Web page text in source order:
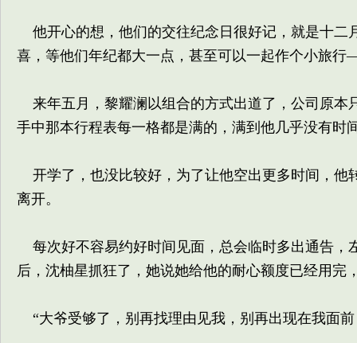
他开心的想，他们的交往纪念日很好记，就是十二
喜，等他们年纪都大一点，甚至可以一起作个小旅
来年五月，黎耀澜以组合的方式出道了，公司原本
手中那本行程表每一格都是满的，满到他几乎没有时
开学了，也没比较好，为了让他空出更多时间，他
离开。
每次好不容易约好时间见面，总会临时多出通告，
后，沈柚星抓狂了，她说她给他的耐心额度已经用完
“大爷受够了，别再找理由见我，别再出现在我面前